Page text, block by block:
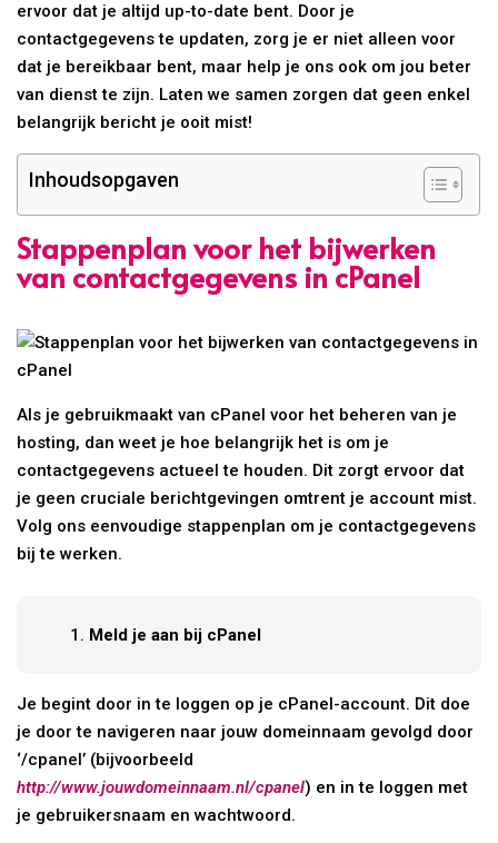
ervoor dat je altijd up-to-date bent. Door je
contactgegevens te updaten, zorg je er niet alleen voor
dat je bereikbaar bent, maar help je ons ook om jou beter
van dienst te zijn. Laten we samen zorgen dat geen enkel
belangrijk bericht je ooit mist!
Inhoudsopgaven
Stappenplan voor het bijwerken
van contactgegevens in cPanel
Als je gebruikmaakt van cPanel voor het beheren van je
hosting, dan weet je hoe belangrijk het is om je
contactgegevens actueel te houden. Dit zorgt ervoor dat
je geen cruciale berichtgevingen omtrent je account mist.
Volg ons eenvoudige stappenplan om je contactgegevens
bij te werken.
Meld je aan bij cPanel
Je begint door in te loggen op je cPanel-account. Dit doe
je door te navigeren naar jouw domeinnaam gevolgd door
‘/cpanel’ (bijvoorbeeld
http://www.jouwdomeinnaam.nl/cpanel) en in te loggen met
je gebruikersnaam en wachtwoord.